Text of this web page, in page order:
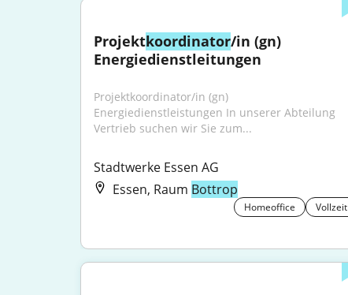
Projektkoordinator/in (gn)
Energiedienstleitungen
Projektkoordinator/in (gn)
Energiedienstleistungen In unserer Abteilung
Vertrieb suchen wir Sie zum...
Stadtwerke Essen AG
Essen, Raum Bottrop
Homeoffice Vollzeit